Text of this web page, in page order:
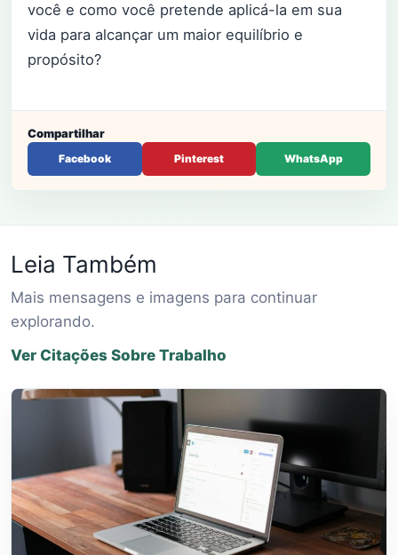
você e como você pretende aplicá-la em sua
vida para alcançar um maior equilíbrio e
propósito?
Compartilhar
Facebook Pinterest WhatsApp
Leia Também
Mais mensagens e imagens para continuar
explorando.
Ver Citações Sobre Trabalho